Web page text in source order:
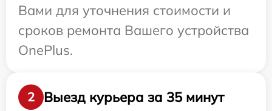
Вами для уточнения стоимости и
сроков ремонта Вашего устройства
OnePlus.
2
Выезд курьера за 35 минут